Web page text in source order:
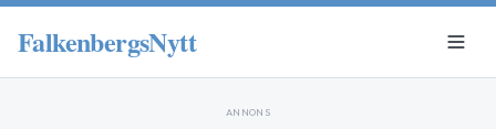
FalkenbergsNytt
ANNONS